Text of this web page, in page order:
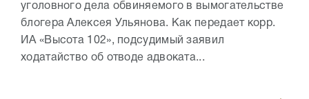
уголовного дела обвиняемого в вымогательстве
блогера Алексея Ульянова. Как передает корр.
ИА «Высота 102», подсудимый заявил
ходатайство об отводе адвоката...